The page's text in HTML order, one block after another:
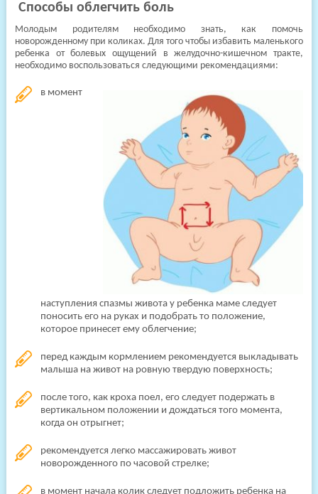
Способы облегчить боль
Молодым родителям необходимо знать, как помочь
новорожденному при коликах. Для того чтобы избавить маленького
ребенка от болевых ощущений в желудочно-кишечном тракте,
необходимо воспользоваться следующими рекомендациями:
в момент
наступления спазмы живота у ребенка маме следует
поносить его на руках и подобрать то положение,
которое принесет ему облегчение;
перед каждым кормлением рекомендуется выкладывать
малыша на живот на ровную твердую поверхность;
после того, как кроха поел, его следует подержать в
вертикальном положении и дождаться того момента,
когда он отрыгнет;
рекомендуется легко массажировать живот
новорожденного по часовой стрелке;
в момент начала колик следует подложить ребенка на